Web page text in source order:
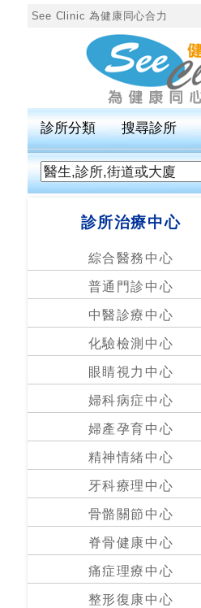
See Clinic 為健康同心合力
所
類
搜
按
搜
小
診
室
診所分類 搜尋診所
診所治療中心
綜合醫務中心
普通門診中心
中醫診療中心
化驗檢測中心
眼睛視力中心
婦科病症中心
婦產孕育中心
精神情緒中心
牙科療理中心
骨骼關節中心
脊骨健康中心
痛症理療中心
整形復康中心